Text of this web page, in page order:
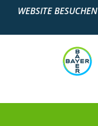
WEBSITE BESUCHEN